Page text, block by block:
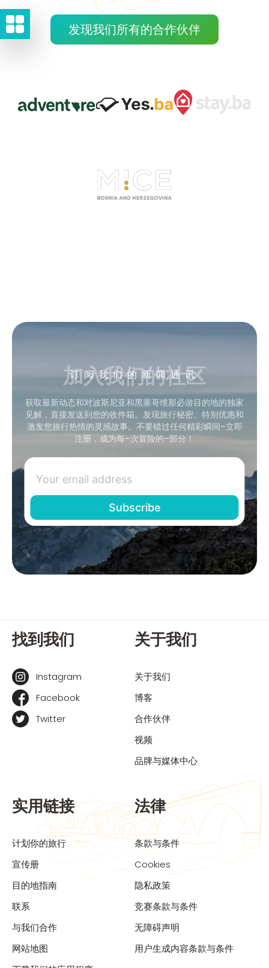
发现我们所有的合作伙伴
订阅我们的新闻通讯
加入我们的社区
获取最新动态和对波斯尼亚和黑塞哥维那必游目的地的独家
见解，直接发送到您的收件箱。发现旅行秘密、特别优惠和
激发您旅行热情的灵感故事。不要错过任何精彩瞬间–立即
注册，成为每–次冒险的–部分！
找到我们
Instagram
Facebook
Twitter
关于我们
关于我们
博客
合作伙伴
视频
品牌与媒体中心
实用链接
计划你的旅行
宣传册
目的地指南
联系
与我们合作
网站地图
法律
条款与条件
Cookies
隐私政策
竞赛条款与条件
无障碍声明
用户生成内容条款与条件